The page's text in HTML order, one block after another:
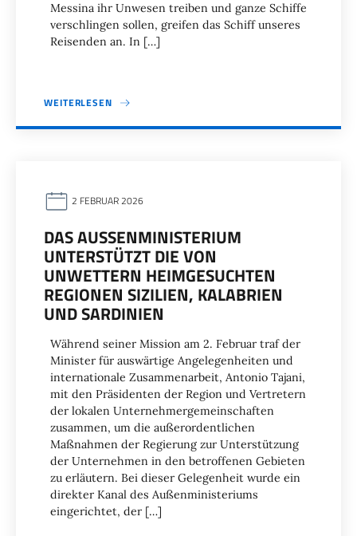
Messina ihr Unwesen treiben und ganze Schiffe
verschlingen sollen, greifen das Schiff unseres
Reisenden an. In […]
WEITERLESEN
2 FEBRUAR 2026
DAS AUSSENMINISTERIUM U
NTERSTÜTZT DIE VON U
NWETTERN HEIMGESUCHTEN R
EGIONEN SIZILIEN, KALABRIEN U
ND SARDINIEN
Während seiner Mission am 2. Februar traf der
Minister für auswärtige Angelegenheiten und
internationale Zusammenarbeit, Antonio Tajani,
mit den Präsidenten der Region und Vertretern
der lokalen Unternehmergemeinschaften
zusammen, um die außerordentlichen
Maßnahmen der Regierung zur Unterstützung
der Unternehmen in den betroffenen Gebieten
zu erläutern. Bei dieser Gelegenheit wurde ein
direkter Kanal des Außenministeriums
eingerichtet, der […]